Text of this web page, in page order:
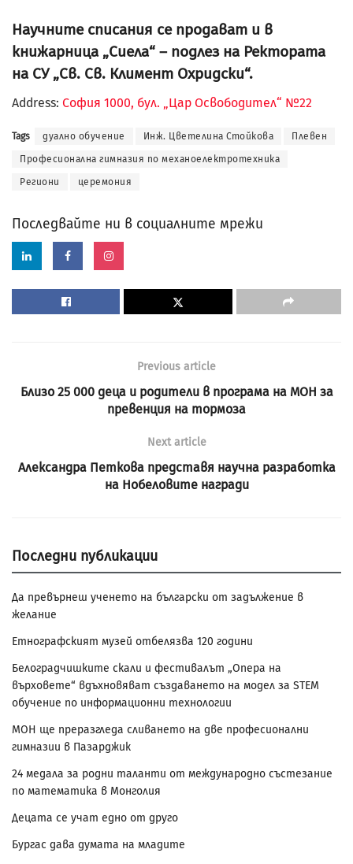
Научните списания се продават и в
книжарница „Сиела“ – подлез на Ректората
на СУ „Св. Св. Климент Охридски“.
Address: София 1000, бул. „Цар Освободител“ №22
Tags дуално обучение Инж. Цветелина Стойкова Плевен
Професионална гимназия по механоелектротехника
Региони церемония
Последвайте ни в социалните мрежи
Previous article
Близо 25 000 деца и родители в програма на МОН за
превенция на тормоза
Next article
Александра Петкова представя научна разработка
на Нобеловите награди
Последни публикации
Да превърнеш ученето на български от задължение в
желание
Етнографският музей отбелязва 120 години
Белоградчишките скали и фестивалът „Опера на
върховете“ вдъхновяват създаването на модел за STEM
обучение по информационни технологии
МОН ще преразгледа сливането на две професионални
гимназии в Пазарджик
24 медала за родни таланти от международно състезание
по математика в Монголия
Децата се учат едно от друго
Бургас дава думата на младите